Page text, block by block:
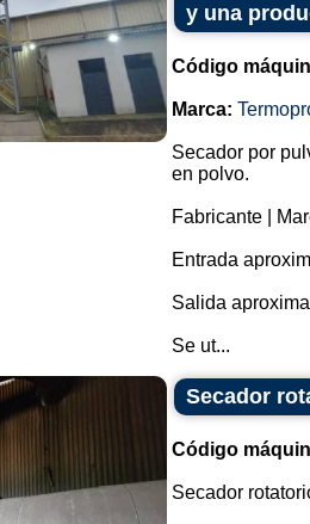
y una
Código
Marca:
Secador por
en polvo.
Fabricante |
Entrada
Salida
Se ut...
Secador
Código
Secador